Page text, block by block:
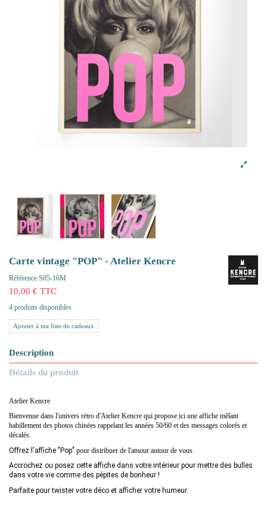
Carte vintage "POP" - Atelier Kencre
Référence S05-16M
10,00 € TTC
4 produits disponibles
Ajouter à ma liste de cadeaux
Description
Détails du produit
Atelier Kencre
Bienvenue dans l'univers rétro d'Atelier Kencre qui propose ici une affiche mêlant
habillement des photos chinées rappelant les années 50/60 et des messages colorés et
décalés.
Offrez l'affiche "Pop" pour distribuer de l'amour autour de vous.
Accrochez ou posez cette affiche dans votre intérieur pour mettre des bulles
dans votre vie comme des pépites de bonheur !
Parfaite pour twister votre déco et afficher votre humeur.